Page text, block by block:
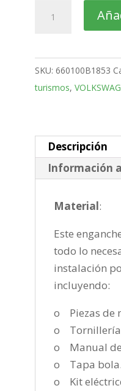
VOLKSWAGEN
Touareg
Bola
fija
de
SKU: 660100B1853
turismos,
Descripción
Información
Material:
Este
todo lo
instalación
incluyendo:
o Piezas de
o
o Manual
o Tapa bola.
o Kit